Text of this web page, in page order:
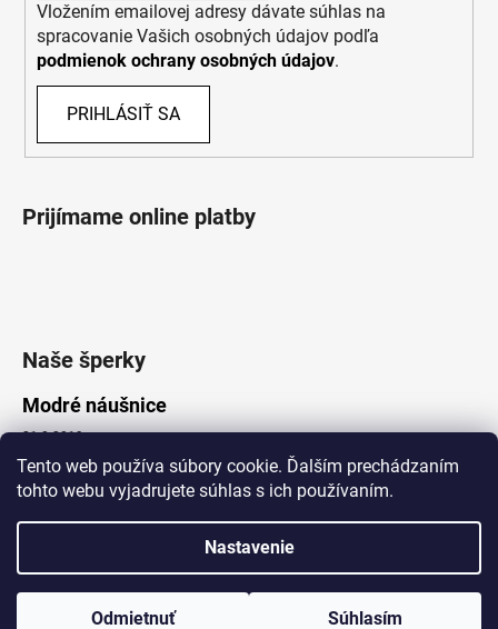
Tento web používa súbory cookie. Ďalším prechádzaním
tohto webu vyjadrujete súhlas s ich používaním.
Nastavenie
Odmietnuť Súhlasím
www.Lotka.sk - najkrajšie šperky za dobré ceny. Pri nákupe nad 50€
poštovné zdarma. Nakupujte s dôverou - naša spoločnosť je s
Vložením emailovej adresy dávate súhlas na
spracovanie Vašich osobných údajov podľa
podmienok ochrany osobných údajov.
PRIHLÁSIŤ SA
Prijímame online platby
Naše šperky
Modré náušnice
21.8.2019
Vytvoril Shoptet
Lotka.sk. Všetky práva vyhradené.
Upraviť nastavenie cookies